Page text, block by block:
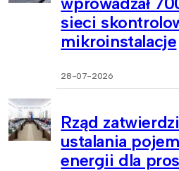
sieci
mikroinstalacje
28-07-2026
Rząd
ustalania
energii dla